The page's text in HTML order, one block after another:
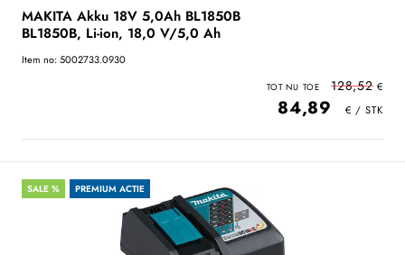
MAKITA Akku 18V 5,0Ah BL1850B
BL1850B, Li-ion, 18,0 V/5,0 Ah
Item no: 5002733.0930
128,52
84,89
SALE % PREMIUM ACTIE